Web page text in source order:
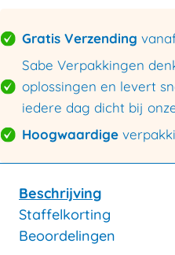
Gratis Verzending
Sabe Verpakkingen
oplossingen en levert
iedere dag dicht bij
Hoogwaardige
Beschrijving
Staffelkorting
Beoordelingen